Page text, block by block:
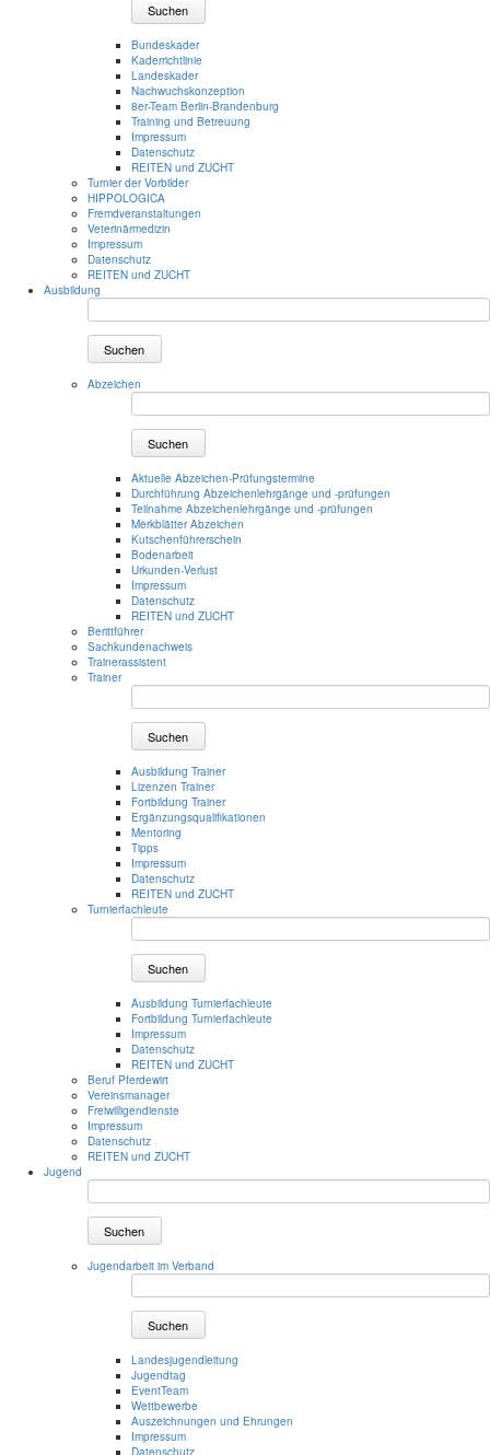
Suchen
Bundeskader
Kaderrichtlinie
Landeskader
Nachwuchskonzeption
8er-Team Berlin-Brandenburg
Training und Betreuung
Impressum
Datenschutz
REITEN und ZUCHT
Turnier der Vorbilder
HIPPOLOGICA
Fremdveranstaltungen
Veterinärmedizin
Impressum
Datenschutz
REITEN und ZUCHT
Ausbildung
Suchen
Abzeichen
Suchen
Aktuelle Abzeichen-Prüfungstermine
Durchführung Abzeichenlehrgänge und -prüfungen
Teilnahme Abzeichenlehrgänge und -prüfungen
Merkblätter Abzeichen
Kutschenführerschein
Bodenarbeit
Urkunden-Verlust
Impressum
Datenschutz
REITEN und ZUCHT
Berittführer
Sachkundenachweis
Trainerassistent
Trainer
Suchen
Ausbildung Trainer
Lizenzen Trainer
Fortbildung Trainer
Ergänzungsqualifikationen
Mentoring
Tipps
Impressum
Datenschutz
REITEN und ZUCHT
Turnierfachleute
Suchen
Ausbildung Turnierfachleute
Fortbildung Turnierfachleute
Impressum
Datenschutz
REITEN und ZUCHT
Beruf Pferdewirt
Vereinsmanager
Freiwilligendienste
Impressum
Datenschutz
REITEN und ZUCHT
Jugend
Suchen
Jugendarbeit im Verband
Suchen
Landesjugendleitung
Jugendtag
EventTeam
Wettbewerbe
Auszeichnungen und Ehrungen
Impressum